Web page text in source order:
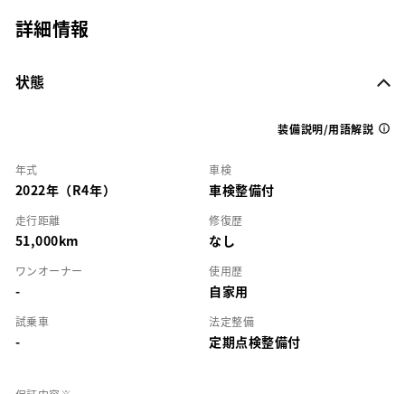
詳細情報
状態
装備説明/用語解説
年式
2022年（R4年）
車検
車検整備付
走行距離
51,000km
修復歴
なし
ワンオーナー
-
使用歴
自家用
試乗車
-
法定整備
定期点検整備付